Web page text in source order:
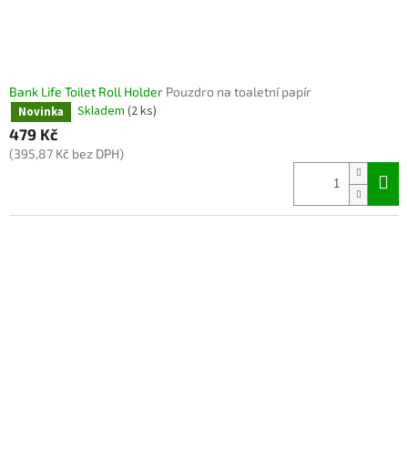
Bank Life Toilet Roll Holder Pouzdro na toaletní papír
Novinka Skladem (2 ks)
479 Kč
(395,87 Kč bez DPH)